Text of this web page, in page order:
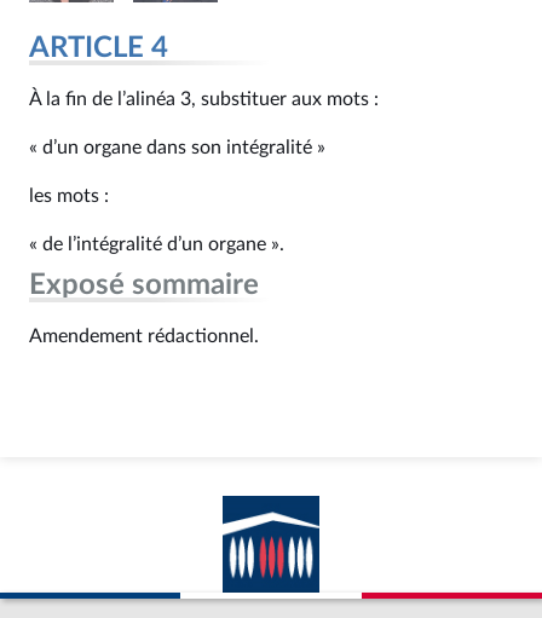
ARTICLE 4
À la fin de l’alinéa 3, substituer aux mots :
« d’un organe dans son intégralité »
les mots :
« de l’intégralité d’un organe ».
Exposé sommaire
Amendement rédactionnel.